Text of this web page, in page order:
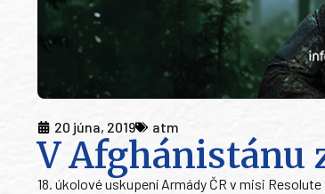
20 júna, 2019 atm
V Afghánistánu
18. úkolové uskupení Armády ČR v misi